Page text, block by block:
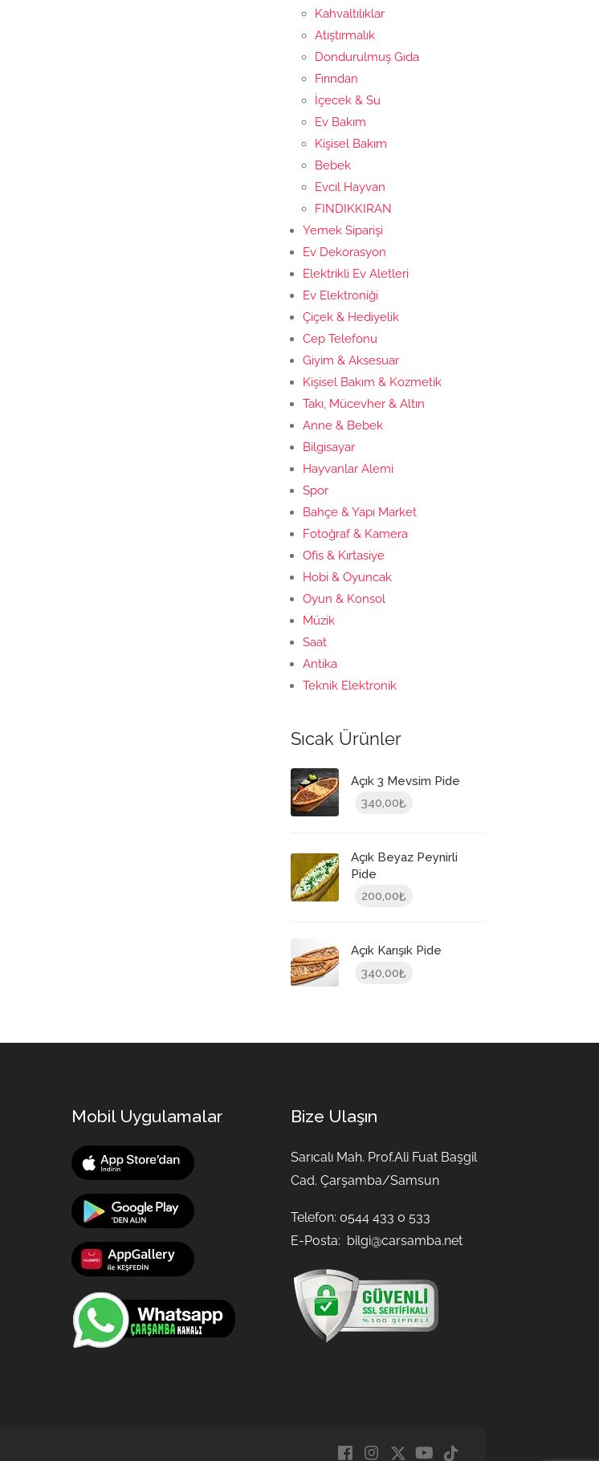
Kahvaltılıklar
Atıştırmalık
Dondurulmuş Gıda
Fırından
İçecek & Su
Ev Bakım
Kişisel Bakım
Bebek
Evcil Hayvan
FINDIKKIRAN
Yemek Siparişi
Ev Dekorasyon
Elektrikli Ev Aletleri
Ev Elektroniği
Çiçek & Hediyelik
Cep Telefonu
Giyim & Aksesuar
Kişisel Bakım & Kozmetik
Takı, Mücevher & Altın
Anne & Bebek
Bilgisayar
Hayvanlar Alemi
Spor
Bahçe & Yapı Market
Fotoğraf & Kamera
Ofis & Kırtasiye
Hobi & Oyuncak
Oyun & Konsol
Müzik
Saat
Antika
Teknik Elektronik
Sıcak Ürünler
Açık 3 Mevsim Pide
340,00₺
Açık Beyaz Peynirli
Pide
200,00₺
Açık Karışık Pide
340,00₺
Mobil Uygulamalar Bize Ulaşın
Sarıcalı Mah. Prof.Ali Fuat Başgil
Cad. Çarşamba/Samsun
Telefon: 0544 433 0 533
E-Posta: bilgi@carsamba.net